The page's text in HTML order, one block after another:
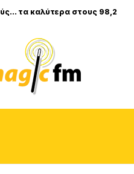
τα καλύτερα στους 98,2